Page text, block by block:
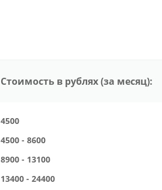
Стоимость в рублях (за месяц):
4500
4500 - 8600
8900 - 13100
13400 - 24400